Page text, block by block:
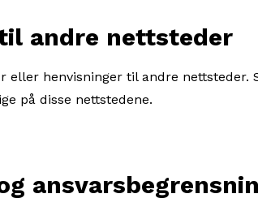
nettsteder
eller henvisninger til andre nettsteder.
på disse nettstedene.